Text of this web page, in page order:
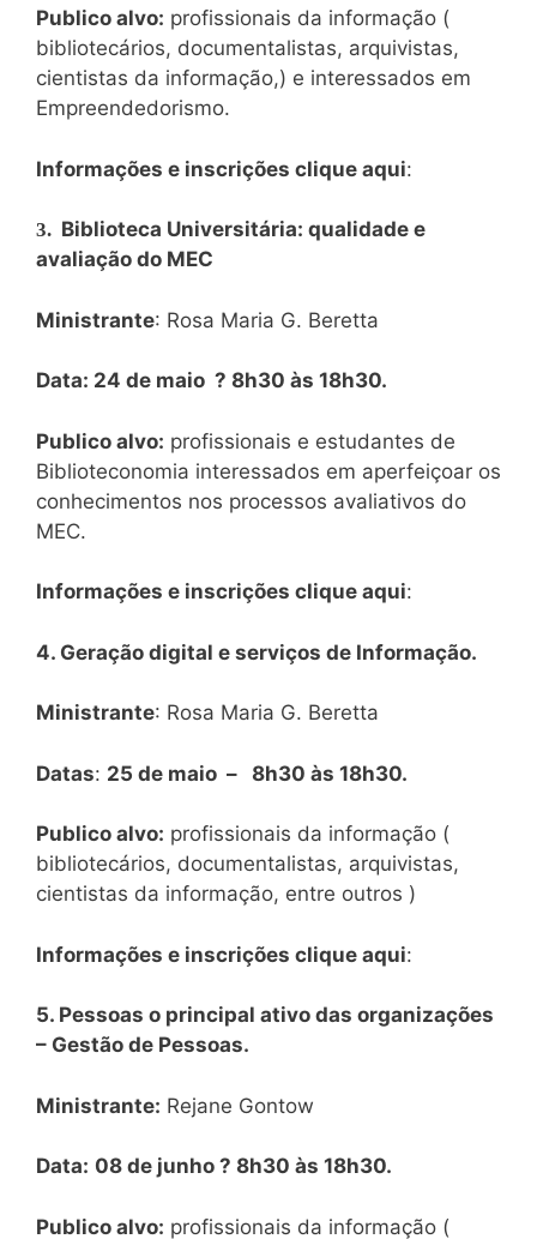
Publico alvo: profissionais da informação (
bibliotecários, documentalistas, arquivistas,
cientistas da informação,) e interessados em
Empreendedorismo.
Informações e inscrições clique aqui:
3. Biblioteca Universitária: qualidade e
avaliação do MEC
Ministrante: Rosa Maria G. Beretta
Data: 24 de maio ? 8h30 às 18h30.
Publico alvo: profissionais e estudantes de
Biblioteconomia interessados em aperfeiçoar os
conhecimentos nos processos avaliativos do
MEC.
Informações e inscrições clique aqui:
4. Geração digital e serviços de Informação.
Ministrante: Rosa Maria G. Beretta
Datas: 25 de maio – 8h30 às 18h30.
Publico alvo: profissionais da informação (
bibliotecários, documentalistas, arquivistas,
cientistas da informação, entre outros )
Informações e inscrições clique aqui:
5. Pessoas o principal ativo das organizações
– Gestão de Pessoas.
Ministrante: Rejane Gontow
Data: 08 de junho ? 8h30 às 18h30.
Publico alvo: profissionais da informação (